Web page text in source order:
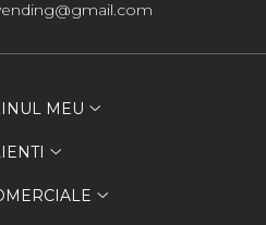
MEU